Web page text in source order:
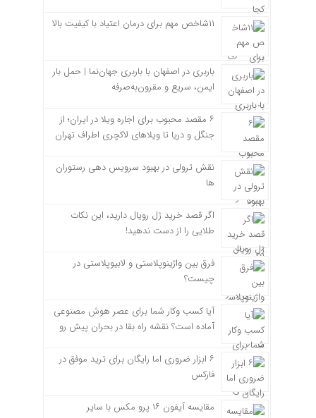
۱۱شاخص مهم برای درمان اعتیاد با کیفیت بالا
باربری در اصفهان با باربری جهان‌نما | حمل بار
ایمن، سریع و مقرون‌به‌صرفه
۶ مقصد محبوب برای اجاره ویلا در ایران؛ از
جنگل و دریا تا ویلاهای لاکچری اطراف تهران
نقش ترولی در بهبود سرویس دهی رستوران
ها
اگر قصد خرید ژل رویال دارید، این نکات
طلایی را از دست ندهید!
فرق بین واژینوپلاستی و لابیوپلاستی در
چیست؟
آیا کسب وکار شما برای عصر هوش مصنوعی
آماده است؟ نقشه راه بقا در بحران پیش رو
۶ ابزار ضروری اما رایگان برای ترید موفق در
فارکس
مقایسه آیفون ۱۶ پرو مکس با سایر